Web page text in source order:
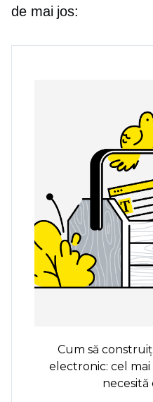
de mai jos:
Cum să
electronic: cel